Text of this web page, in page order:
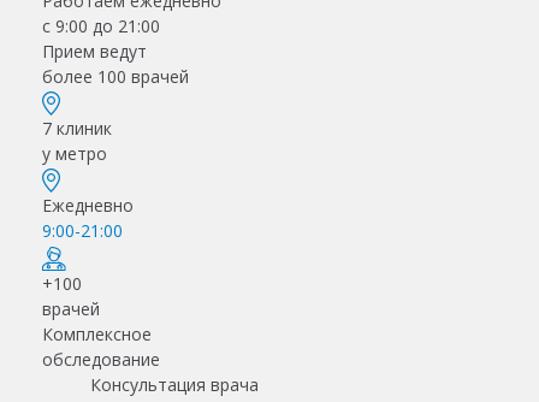
с 9:00 до 21:00
Прием ведут
более 100 врачей
7 клиник
у метро
Ежедневно
9:00-21:00
+100
врачей
Комплексное
обследование
Консультация врача